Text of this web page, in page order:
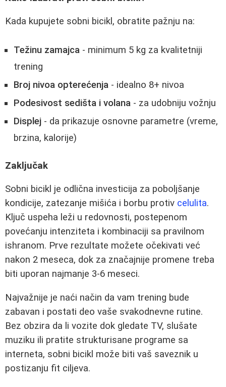
Kada kupujete sobni bicikl, obratite pažnju na:
Težinu zamajca - minimum 5 kg za kvalitetniji
trening
Broj nivoa opterećenja - idealno 8+ nivoa
Podesivost sedišta i volana - za udobniju vožnju
Displej - da prikazuje osnovne parametre (vreme,
brzina, kalorije)
Zaključak
Sobni bicikl je odlična investicija za poboljšanje
kondicije, zatezanje mišića i borbu protiv celulita.
Ključ uspeha leži u redovnosti, postepenom
povećanju intenziteta i kombinaciji sa pravilnom
ishranom. Prve rezultate možete očekivati već
nakon 2 meseca, dok za značajnije promene treba
biti uporan najmanje 3-6 meseci.
Najvažnije je naći način da vam trening bude
zabavan i postati deo vaše svakodnevne rutine.
Bez obzira da li vozite dok gledate TV, slušate
muziku ili pratite strukturisane programe sa
interneta, sobni bicikl može biti vaš saveznik u
postizanju fit ciljeva.